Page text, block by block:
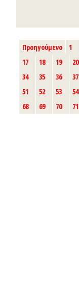
Προηγούμενο 1
17
18 19 20
34
35 36 37
51
52 53 54
68
69 70 71